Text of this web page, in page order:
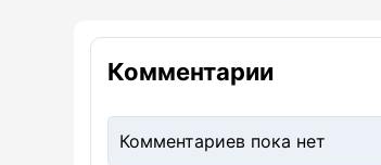
Комментарии
Комментариев пока нет